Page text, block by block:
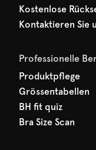
Kostenlose
Kontaktieren Sie
Professionelle
Produktpflege
Grössentabellen
BH fit quiz
Bra Size Scan